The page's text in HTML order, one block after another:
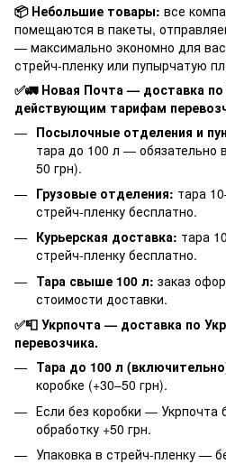
📦 Небольшие товары: все
помещаются в пакеты,
— максимально экономно для
стрейч-пленку или пупырчатую
✅🚛 Новая Почта — доставка по
действующим тарифам
Посылочные отделения и
тара до 100 л — обязательно
50 грн).
Грузовые отделения: тара
стрейч-пленку бесплатно.
Курьерская доставка: тара
стрейч-пленку бесплатно.
Тара свыше 100 л: заказ
стоимости доставки.
✅📮 Укрпочта — доставка по
перевозчика.
Тара до 100 л
коробке (+30–50 грн).
Если без коробки — Укрпочта
обработку +50 грн.
Упаковка в стрейч-пленку —